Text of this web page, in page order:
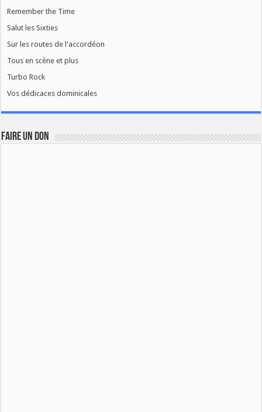
Remember the Time
Salut les Sixties
Sur les routes de l'accordéon
Tous en scène et plus
Turbo Rock
Vos dédicaces dominicales
FAIRE UN DON